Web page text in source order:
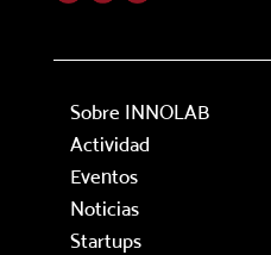
Sobre INNOLAB
Actividad
Eventos
Noticias
Startups